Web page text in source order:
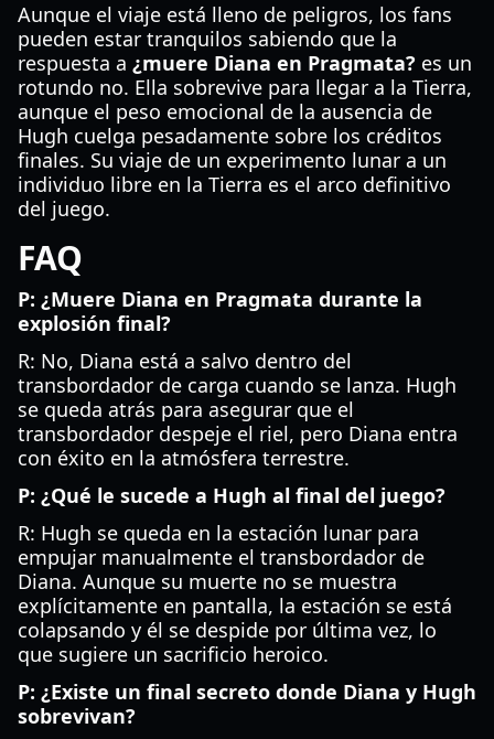
Aunque el viaje está lleno de peligros, los fans
pueden estar tranquilos sabiendo que la
respuesta a ¿muere Diana en Pragmata? es un
rotundo no. Ella sobrevive para llegar a la Tierra,
aunque el peso emocional de la ausencia de
Hugh cuelga pesadamente sobre los créditos
finales. Su viaje de un experimento lunar a un
individuo libre en la Tierra es el arco definitivo
del juego.
FAQ
P: ¿Muere Diana en Pragmata durante la
explosión final?
R: No, Diana está a salvo dentro del
transbordador de carga cuando se lanza. Hugh
se queda atrás para asegurar que el
transbordador despeje el riel, pero Diana entra
con éxito en la atmósfera terrestre.
P: ¿Qué le sucede a Hugh al final del juego?
R: Hugh se queda en la estación lunar para
empujar manualmente el transbordador de
Diana. Aunque su muerte no se muestra
explícitamente en pantalla, la estación se está
colapsando y él se despide por última vez, lo
que sugiere un sacrificio heroico.
P: ¿Existe un final secreto donde Diana y Hugh
sobrevivan?